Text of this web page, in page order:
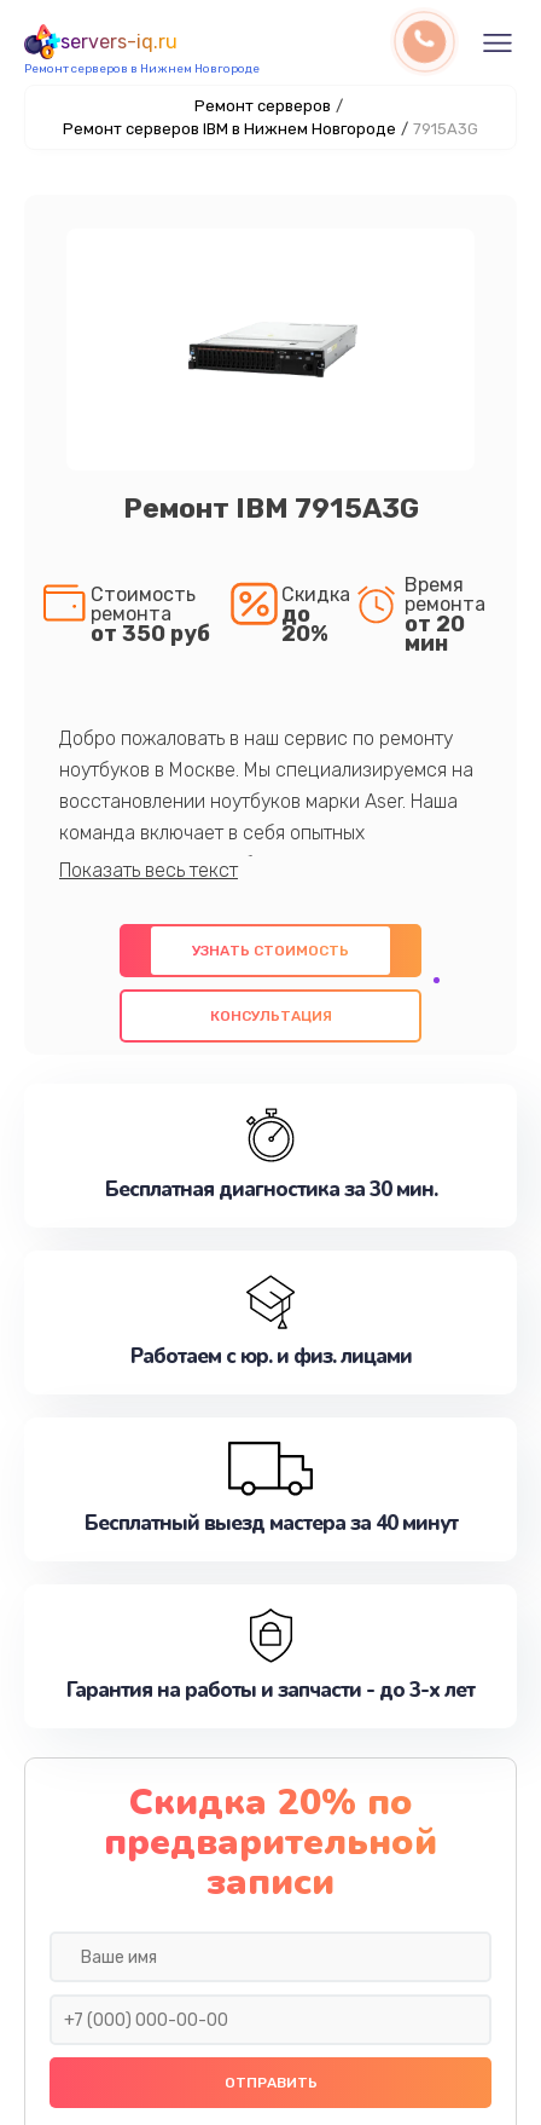
servers-iq.ru
Ремонт серверов в Нижнем Новгороде
Ремонт серверов /
Ремонт серверов IBM в Нижнем Новгороде / 7915A3G
Ремонт IBM 7915A3G
Стоимость
ремонта
от 350 руб
Скидка
до
20%
Время
ремонта
от 20
мин
Добро пожаловать в наш сервис по ремонту
ноутбуков в Москве. Мы специализируемся на
восстановлении ноутбуков марки Aser. Наша
команда включает в себя опытных
профессионалов с обширными знаниями и
предлагаем быстрый и качественный ремонт с
использованием оригинальных компонентов, а
также гарантируем качество всех
проведенных работ. Наша цель - предоставить
наилучшим образом. Не медлите записаться на
УЗНАТЬ СТОИМОСТЬ
КОНСУЛЬТАЦИЯ
Бесплатная диагностика за 30 мин.
Работаем с юр. и физ. лицами
Бесплатный выезд мастера за 40 минут
Гарантия на работы и запчасти - до 3-х лет
Скидка 20% по
предварительной
записи